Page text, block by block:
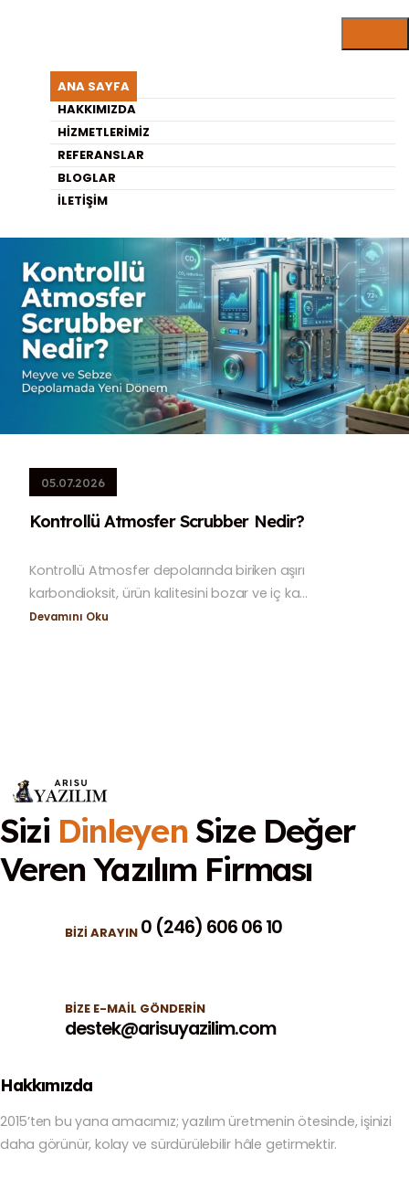
ANA SAYFA
HAKKIMIZDA
HIZMETLERIMIZ
REFERANSLAR
BLOGLAR
İLETIŞIM
"Kontrollü-Atmosfer-
Cihazları" Etiketi
05.07.2026
Kontrollü Atmosfer Scrubber Nedir?
Kontrollü Atmosfer depolarında biriken aşırı
karbondioksit, ürün kalitesini bozar ve iç ka...
Devamını Oku
Sizi DinleyenSize Değer
VerenYazılım Firması
BIZI ARAYIN 0 (246) 606 06 10
BIZE E-MAIL GÖNDERIN
destek@arisuyazilim.com
Hakkımızda
2015’ten bu yana amacımız; yazılım üretmenin ötesinde, işinizi
daha görünür, kolay ve sürdürülebilir hâle getirmektir.